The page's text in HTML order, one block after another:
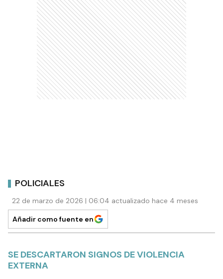
POLICIALES
22 de marzo de 2026 | 06:04 actualizado hace 4 meses
Añadir como fuente en
SE DESCARTARON SIGNOS DE VIOLENCIA
EXTERNA